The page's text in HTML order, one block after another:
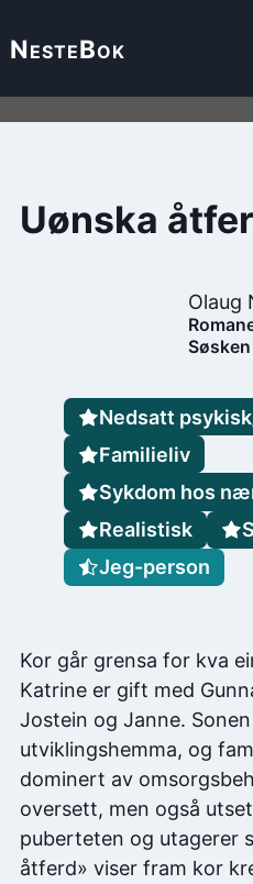
NesteBok
Uønska
Olaug
Søsken
Kor går grensa for kva
Katrine er gift med
Jostein og Janne.
utviklingshemma, og
dominert av
oversett, men også
puberteten og utagerer
åtferd» viser fram kor
Nedsatt
Familieliv
Sykdom hos
Realistisk
Jeg-person